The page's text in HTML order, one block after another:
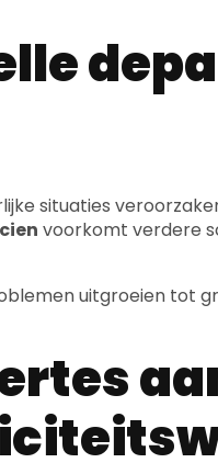
situaties
voorkomt verdere
uitgroeien tot